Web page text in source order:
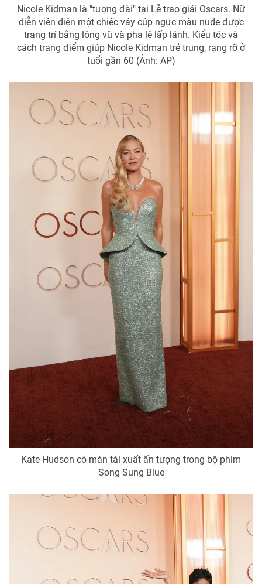
Nicole Kidman là "tượng đài" tại Lễ trao giải Oscars. Nữ
diễn viên diện một chiếc váy cúp ngực màu nude được
trang trí bằng lông vũ và pha lê lấp lánh. Kiểu tóc và
cách trang điểm giúp Nicole Kidman trẻ trung, rạng rỡ ở
tuổi gần 60 (Ảnh: AP)
Kate Hudson có màn tái xuất ấn tượng trong bộ phim
Song Sung Blue